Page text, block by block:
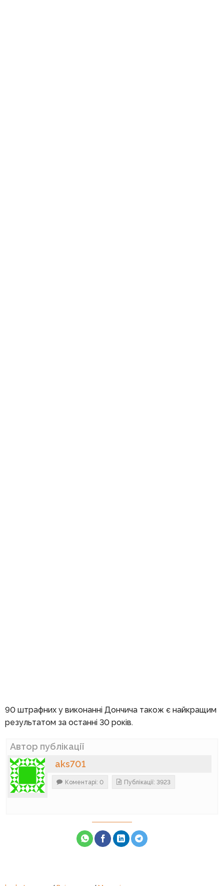
90 штрафних у виконанні Дончича також є найкращим
результатом за останні 30 років.
Автор публікації
aks701
Коментарі: 0 Публікації: 3923